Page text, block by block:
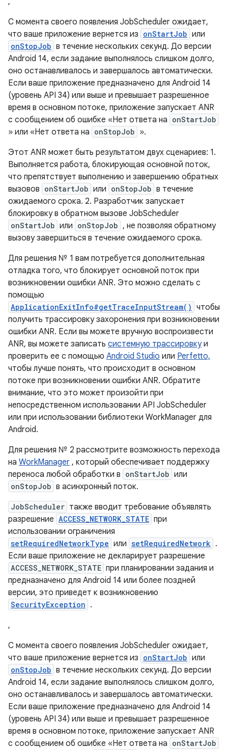
С момента своего появления JobScheduler ожидает,
что ваше приложение вернется из onStartJob или
onStopJob в течение нескольких секунд. До версии
Android 14, если задание выполнялось слишком долго,
оно останавливалось и завершалось автоматически.
Если ваше приложение предназначено для Android 14
(уровень API 34) или выше и превышает разрешенное
время в основном потоке, приложение запускает ANR
с сообщением об ошибке «Нет ответа на onStartJob
» или «Нет ответа на onStopJob ».
Этот ANR может быть результатом двух сценариев: 1.
Выполняется работа, блокирующая основной поток,
что препятствует выполнению и завершению обратных
вызовов onStartJob или onStopJob в течение
ожидаемого срока. 2. Разработчик запускает
блокировку в обратном вызове JobScheduler
onStartJob или onStopJob , не позволяя обратному
вызову завершиться в течение ожидаемого срока.
Для решения № 1 вам потребуется дополнительная
отладка того, что блокирует основной поток при
возникновении ошибки ANR. Это можно сделать с
помощью
ApplicationExitInfo#getTraceInputStream() чтобы
получить трассировку захоронения при возникновении
ошибки ANR. Если вы можете вручную воспроизвести
ANR, вы можете записать системную трассировкуи
проверить ее с помощью Android Studio или Perfetto,
чтобы лучше понять, что происходит в основном
потоке при возникновении ошибки ANR. Обратите
внимание, что это может произойти при
непосредственном использовании API JobScheduler
или при использовании библиотеки WorkManager для
Android.
Для решения № 2 рассмотрите возможность перехода
на WorkManager , который обеспечивает поддержку
переноса любой обработки в onStartJob или
onStopJob в асинхронный поток.
JobScheduler также вводит требование объявлять
разрешение ACCESS_NETWORK_STATE при
использовании ограничения
setRequiredNetworkType или setRequiredNetwork .
Если ваше приложение не декларирует разрешение
ACCESS_NETWORK_STATE при планировании задания и
предназначено для Android 14 или более поздней
версии, это приведет к возникновению
SecurityException .
,
С момента своего появления JobScheduler ожидает,
что ваше приложение вернется из onStartJob или
onStopJob в течение нескольких секунд. До версии
Android 14, если задание выполнялось слишком долго,
оно останавливалось и завершалось автоматически.
Если ваше приложение предназначено для Android 14
(уровень API 34) или выше и превышает разрешенное
время в основном потоке, приложение запускает ANR
с сообщением об ошибке «Нет ответа на onStartJob